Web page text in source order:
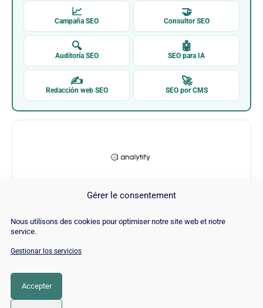
Gérer le consentement
Nous utilisons des cookies pour optimiser notre site web et notre
service.
Gestionar los servicios
Accepter
📈
Campaña SEO
🤝
Consultor SEO
🔍
Auditoría SEO
🤖
SEO para IA
✍
Redacción web SEO
🚀
SEO por CMS
Analytify Wordpress Plugin
CATEGORÍA